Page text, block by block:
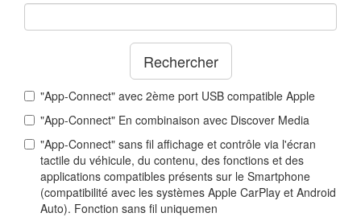
Rechercher
"App-Connect" avec 2ème port USB compatible Apple
"App-Connect" En combinaison avec Discover Media
"App-Connect" sans fil affichage et contrôle via l'écran
tactile du véhicule, du contenu, des fonctions et des
applications compatibles présents sur le Smartphone
(compatibilité avec les systèmes Apple CarPlay et Android
Auto). Fonction sans fil uniquemen